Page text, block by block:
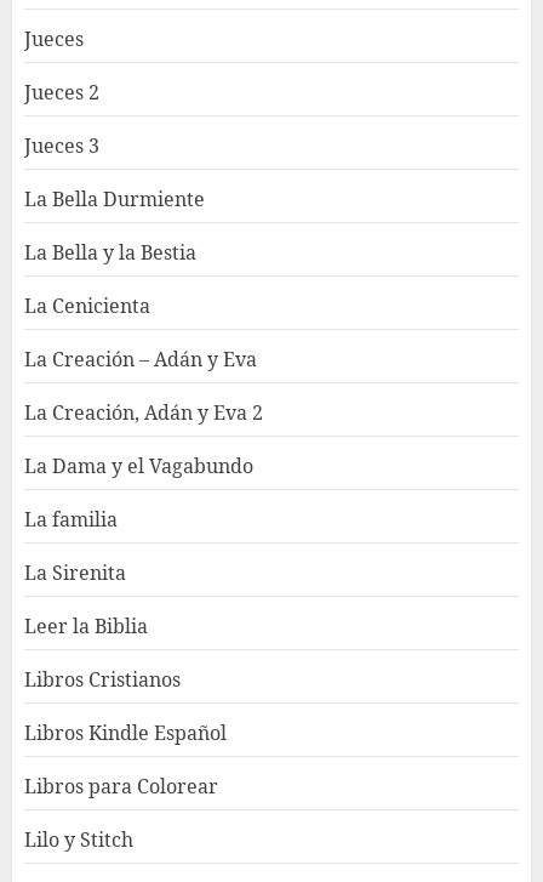
Jueces
Jueces 2
Jueces 3
La Bella Durmiente
La Bella y la Bestia
La Cenicienta
La Creación – Adán y Eva
La Creación, Adán y Eva 2
La Dama y el Vagabundo
La familia
La Sirenita
Leer la Biblia
Libros Cristianos
Libros Kindle Español
Libros para Colorear
Lilo y Stitch